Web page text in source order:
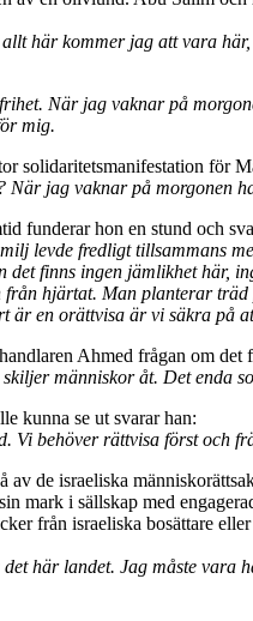
här kommer jag att vara
När jag vaknar på
mig.
solidaritetsmanifestation för
När jag vaknar på morgonen
funderar hon en stund och
levde fredligt tillsammans
finns ingen jämlikhet här,
hjärtat. Man planterar
är en orättvisa är vi säkra på
Ahmed frågan om
människor åt. Det enda
kunna se ut svarar han:
Vi behöver rättvisa först och
av de israeliska
mark i sällskap med
från israeliska bosättare
här landet. Jag måste vara